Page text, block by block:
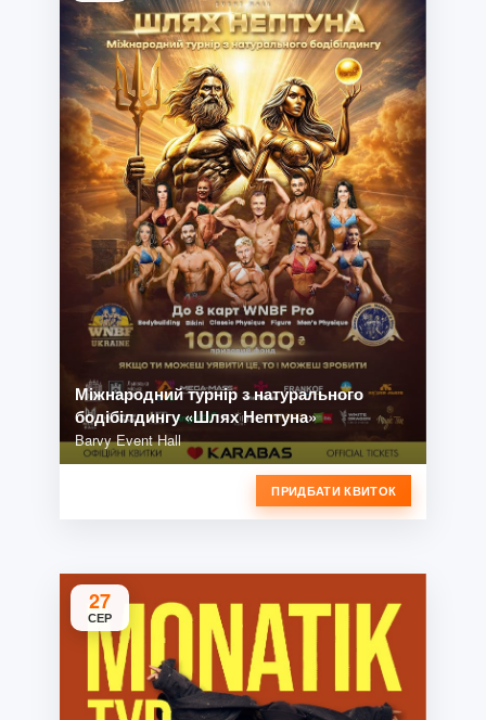
Міжнародний турнір з натурального
бодібілдингу «Шлях Нептуна»
Barvy Event Hall
ПРИДБАТИ КВИТОК
27
СЕР